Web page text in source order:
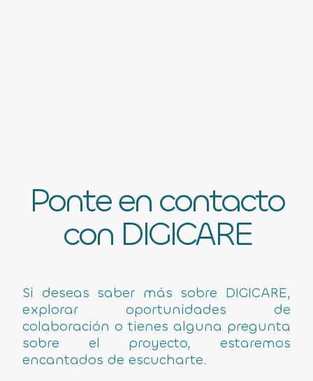
Ponte en contacto
con DIGICARE
Si deseas saber más sobre DIGICARE,
explorar oportunidades de
colaboración o tienes alguna pregunta
sobre el proyecto, estaremos
encantados de escucharte.